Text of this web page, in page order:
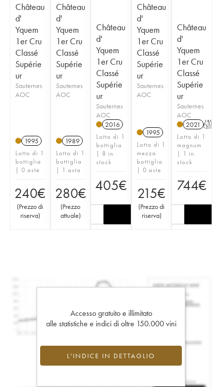
Château
d'
Yquem
1er Cru
Classé
Supérie
ur
Sauternes
AOC
1995
Lotto di 1
bottiglia
| 0 aste
240€
(Prezzo di
riserva)
Château
d'
Yquem
1er Cru
Classé
Supérie
ur
Sauternes
AOC
1989
Lotto di 1
bottiglia
| 1 asta
280€
(Prezzo
attuale)
Château
d'
Yquem
1er Cru
Classé
Supérie
ur
Sauternes
AOC
2016
Lotto di 1
bottiglia
| 8 in
stock
405€
Château
d'
Yquem
1er Cru
Classé
Supérie
ur
Sauternes
AOC
1995
Lotto di 1
mezza
bottiglia
| 0 aste
215€
(Prezzo di
riserva)
Château
d'
Yquem
1er Cru
Classé
Supérie
ur
Sauternes
AOC
2021 T
Lotto di 1
magnum
| 1 in
stock
744€
Accesso gratuito e illimitato
alle statistiche e indici di oltre 150.000 vini
L'INDICE IN DETTAGLIO